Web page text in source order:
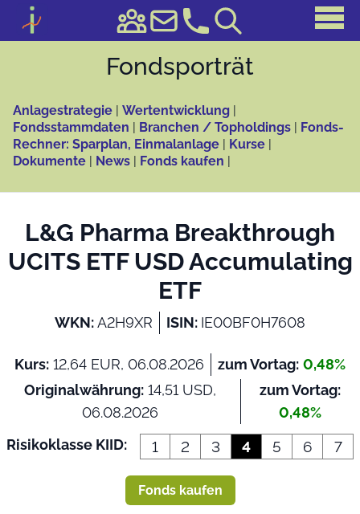
Fonds­porträt
Anlagestrategie | Wertentwicklung |
Fondsstammdaten | Branchen / Topholdings | Fonds-
Rechner: Sparplan, Einmalanlage | Kurse |
Dokumente | News | Fonds kaufen |
L&G Pharma Breakthrough
UCITS ETF USD Accumulating
ETF
WKN:A2H9XR ISIN: IE00BF0H7608
Kurs: 12,64 EUR, 06.08.2026 zum Vortag: 0,48%
Originalwährung:14,51 USD,
06.08.2026
zum Vortag:
0,48%
Risikoklasse KIID:
1 2 3 4 5 6 7
Fonds kaufen